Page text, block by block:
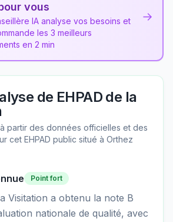
vous
IA analyse vos besoins et
les 3 meilleurs
en 2 min
→
de EHPAD de la
partir des données officielles et des
cet EHPAD public situé à Orthez
Point fort
Visitation a obtenu la note B
nationale de qualité, avec